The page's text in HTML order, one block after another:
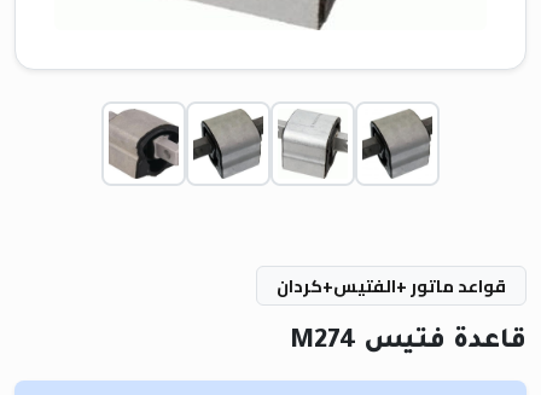
قواعد ماتور +الفتيس+كردان
قاعدة فتيس M274